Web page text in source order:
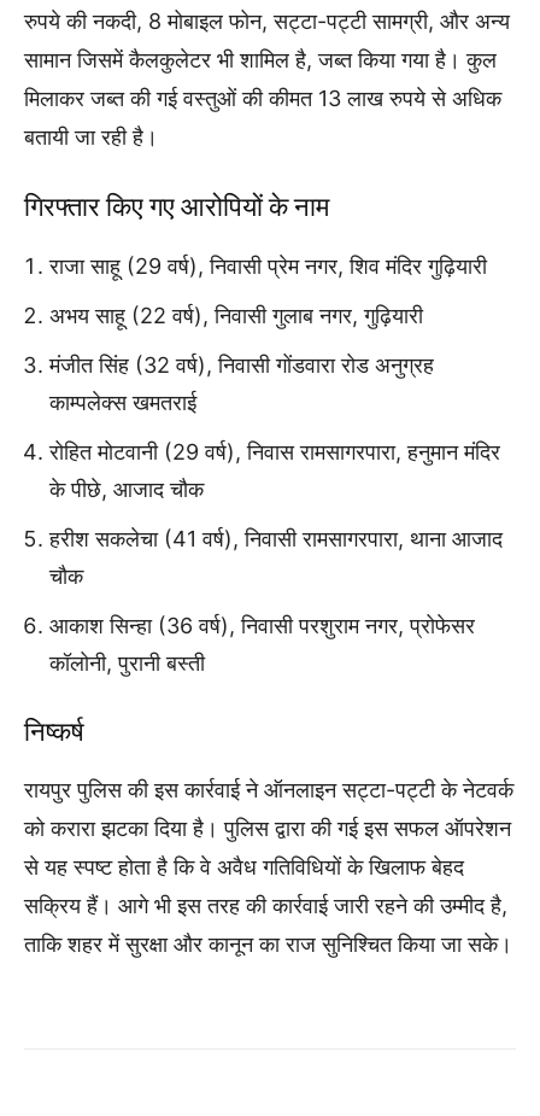
रुपये की नकदी, 8 मोबाइल फोन, सट्टा-पट्टी सामग्री, और अन्य
सामान जिसमें कैलकुलेटर भी शामिल है, जब्त किया गया है। कुल
मिलाकर जब्त की गई वस्तुओं की कीमत 13 लाख रुपये से अधिक
बतायी जा रही है।
गिरफ्तार किए गए आरोपियों के नाम
राजा साहू (29 वर्ष), निवासी प्रेम नगर, शिव मंदिर गुढ़ियारी
अभय साहू (22 वर्ष), निवासी गुलाब नगर, गुढ़ियारी
मंजीत सिंह (32 वर्ष), निवासी गोंडवारा रोड अनुग्रह
काम्पलेक्स खमतराई
रोहित मोटवानी (29 वर्ष), निवास रामसागरपारा, हनुमान मंदिर
के पीछे, आजाद चौक
हरीश सकलेचा (41 वर्ष), निवासी रामसागरपारा, थाना आजाद
चौक
आकाश सिन्हा (36 वर्ष), निवासी परशुराम नगर, प्रोफेसर
कॉलोनी, पुरानी बस्ती
निष्कर्ष
रायपुर पुलिस की इस कार्रवाई ने ऑनलाइन सट्टा-पट्टी के नेटवर्क
को करारा झटका दिया है। पुलिस द्वारा की गई इस सफल ऑपरेशन
से यह स्पष्ट होता है कि वे अवैध गतिविधियों के खिलाफ बेहद
सक्रिय हैं। आगे भी इस तरह की कार्रवाई जारी रहने की उम्मीद है,
ताकि शहर में सुरक्षा और कानून का राज सुनिश्चित किया जा सके।